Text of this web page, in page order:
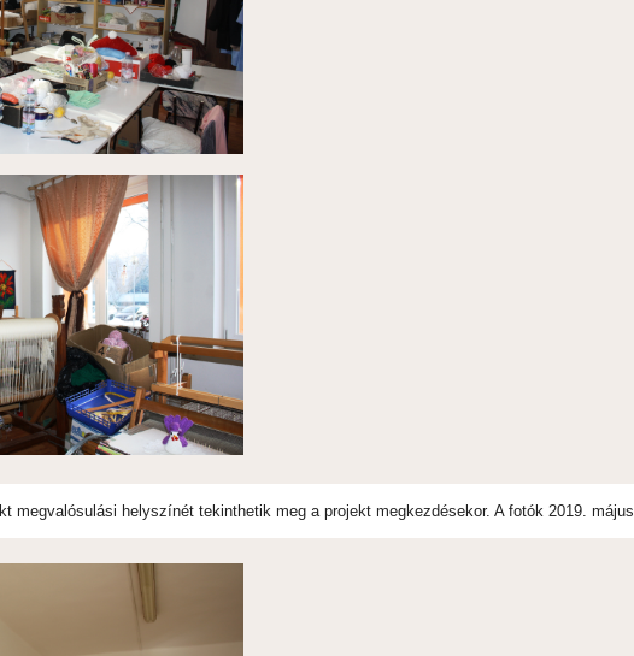
megvalósulási helyszínét tekinthetik meg a projekt megkezdésekor. A fotók 2019. május